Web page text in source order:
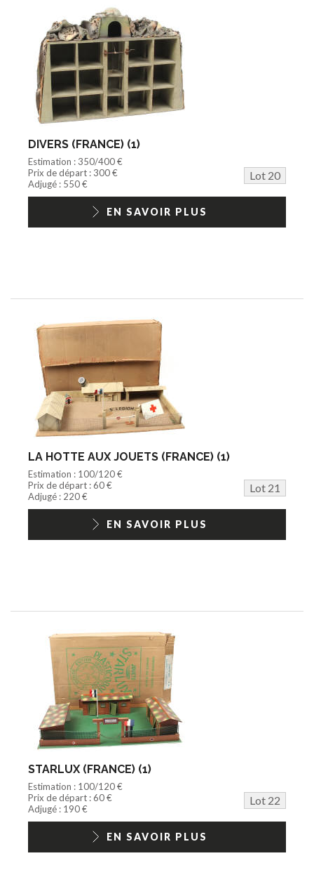
DIVERS (FRANCE) (1)
Estimation : 350/400 €
Prix de départ : 300 €
Lot 20
Adjugé : 550 €
EN SAVOIR PLUS
LA HOTTE AUX JOUETS (FRANCE) (1)
Estimation : 100/120 €
Prix de départ : 60 €
Lot 21
Adjugé : 220 €
EN SAVOIR PLUS
STARLUX (FRANCE) (1)
Estimation : 100/120 €
Prix de départ : 60 €
Lot 22
Adjugé : 190 €
EN SAVOIR PLUS